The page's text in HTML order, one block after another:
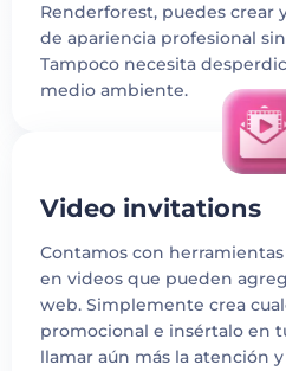
Renderforest, puedes crear
de apariencia profesional
Tampoco necesita
medio ambiente.
Video invitations
Contamos con
en videos que pueden
web. Simplemente crea
promocional e insértalo en
llamar aún más la atención